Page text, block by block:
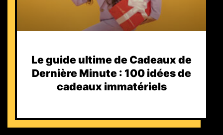
Le guide ultime de Cadeaux de
Dernière Minute : 100 idées de
cadeaux immatériels